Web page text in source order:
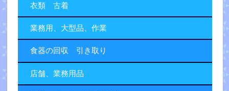
衣類 古着
業務用、大型品、作業
食器の回収 引き取り
店舗、業務用品